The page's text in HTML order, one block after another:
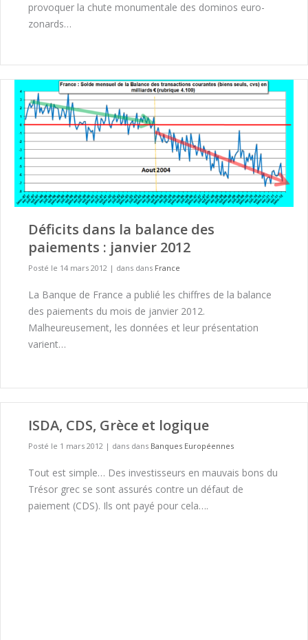
provoquer la chute monumentale des dominos euro-
zonards…
Déficits dans la balance des
paiements : janvier 2012
Posté le 14 mars 2012 | dans dans France
La Banque de France a publié les chiffres de la balance
des paiements du mois de janvier 2012.
Malheureusement, les données et leur présentation
varient…
ISDA, CDS, Grèce et logique
Posté le 1 mars 2012 | dans dans Banques Européennes
Tout est simple… Des investisseurs en mauvais bons du
Trésor grec se sont assurés contre un défaut de
paiement (CDS). Ils ont payé pour cela….